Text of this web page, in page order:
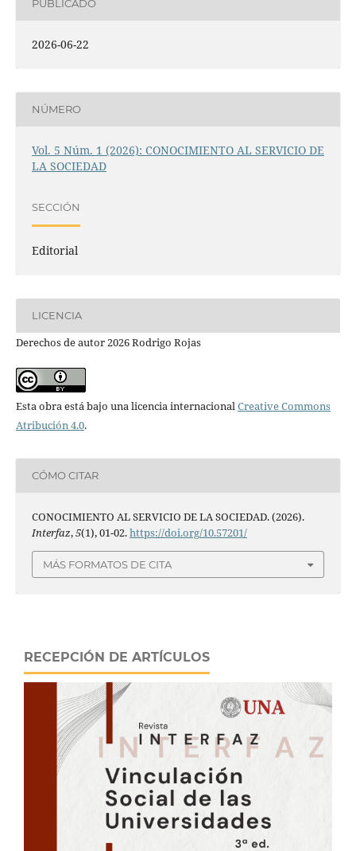
PUBLICADO
2026-06-22
NÚMERO
Vol. 5 Núm. 1 (2026): CONOCIMIENTO AL SERVICIO DE
LA SOCIEDAD
SECCIÓN
Editorial
LICENCIA
Derechos de autor 2026 Rodrigo Rojas
Esta obra está bajo una licencia internacionalCreative Commons
Atribución 4.0.
CÓMO CITAR
CONOCIMIENTO AL SERVICIO DE LA SOCIEDAD. (2026).
Interfaz,5(1), 01-02.https://doi.org/10.57201/
MÁS FORMATOS DE CITA
RECEPCIÓN DE ARTÍCULOS